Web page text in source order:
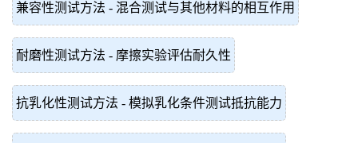
兼容性测试方法 - 混合测试与其他材料的相互作用
耐磨性测试方法 - 摩擦实验评估耐久性
抗乳化性测试方法 - 模拟乳化条件测试抵抗能力